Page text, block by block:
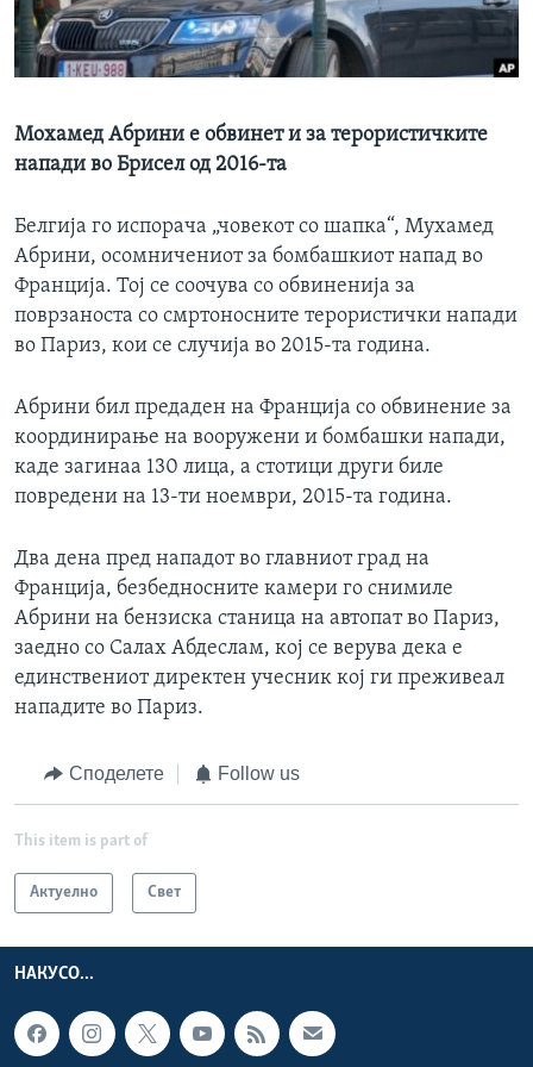
ИНТЕРВЈУА
Јазици
Мохамед Абрини е обвинет и за терористичките
напади во Брисел од 2016-та
Белгија го испорача „човекот со шапка“, Мухамед
Абрини, осомничениот за бомбашкиот напад во
Франција. Тој се соочува со обвиненија за
поврзаноста со смртоносните терористички напади
во Париз, кои се случија во 2015-та година.
Абрини бил предаден на Франција со обвинение за
координирање на вооружени и бомбашки напади,
каде загинаа 130 лица, а стотици други биле
повредени на 13-ти ноември, 2015-та година.
Два дена пред нападот во главниот град на
Франција, безбедносните камери го снимиле
Абрини на бензиска станица на автопат во Париз,
заедно со Салах Абдеслам, кој се верува дека е
единствениот директен учесник кој ги преживеал
нападите во Париз.
Споделете Follow us
This item is part of
Актуелно Свет
НАКУСО...